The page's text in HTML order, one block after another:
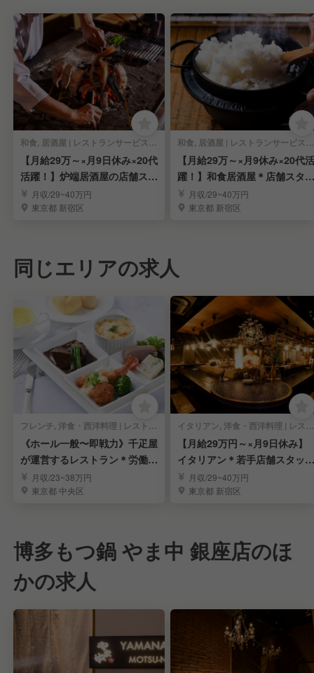
和食, 居酒屋 | レストランサービス・ホールスタッフ
【月給29万～×月9日休み×20代
活躍！】炉端居酒屋の店舗スタ
ッフ募集！
月収/29~40万円
東京都 新宿区
和食, 居酒屋 | レストランサービス・ホールスタッフ
【月給29万～×月9休み×20代活
躍！】和食居酒屋＊店舗スタッ
フ募集！
月収/29~40万円
東京都 新宿区
同じエリアの求人
フレンチ, 洋食・西洋料理 | レストランサービス・ホールスタッフ
《ホール一般〜即戦力》千疋屋
が運営するレストラン＊労働環
境安定＊賞与年3回
月収/23~38万円
東京都 中央区
イタリアン, 洋食・西洋料理 | レストランサービス・ホールスタッフ
【月給29万円～×月9日休み】
イタリアン＊若手店舗スタッフ
募集月収/29~40万円
東京都 新宿区
博多もつ鍋 やま中 銀座店のほ
かの求人